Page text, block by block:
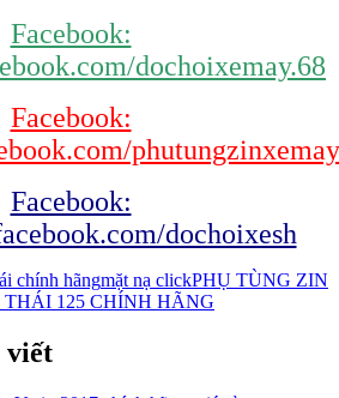
Facebook:
dochoixemay.68
Facebook:
phutungzinxemay
Facebook:
dochoixesh
chính hãngmặt nạ clickPHỤ TÙNG ZIN
125 CHÍNH HÃNG
viết